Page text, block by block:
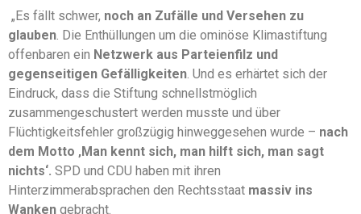
„Es fällt schwer, noch an Zufälle und Versehen zu
glauben. Die Enthüllungen um die ominöse Klimastiftung
offenbaren ein Netzwerk aus Parteienfilz und
gegenseitigen Gefälligkeiten. Und es erhärtet sich der
Eindruck, dass die Stiftung schnellstmöglich
zusammengeschustert werden musste und über
Flüchtigkeitsfehler großzügig hinweggesehen wurde – nach
dem Motto ‚Man kennt sich, man hilft sich, man sagt
nichts‘. SPD und CDU haben mit ihren
Hinterzimmerabsprachen den Rechtsstaat massiv ins
Wanken gebracht.